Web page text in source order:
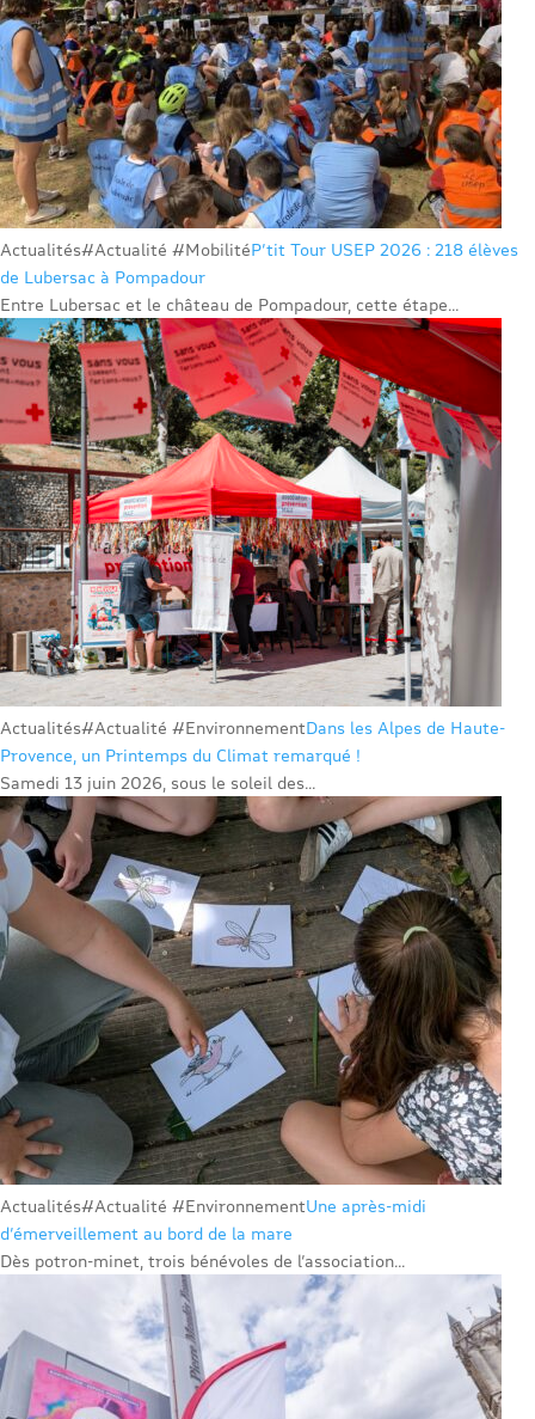
Actualités#Actualité #MobilitéP’tit Tour USEP 2026 : 218 élèves
de Lubersac à Pompadour
Entre Lubersac et le château de Pompadour, cette étape...
Actualités#Actualité #EnvironnementDans les Alpes de Haute-
Provence, un Printemps du Climat remarqué !
Samedi 13 juin 2026, sous le soleil des...
Actualités#Actualité #EnvironnementUne après-midi
d’émerveillement au bord de la mare
Dès potron-minet, trois bénévoles de l’association...